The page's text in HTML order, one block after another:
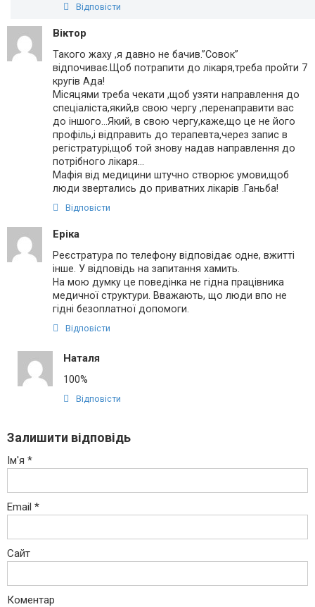
Відповісти
Віктор
Такого жаху ,я давно не бачив.”Совок”
відпочиває.Щоб потрапити до лікаря,треба пройти 7
кругів Ада!
Місяцями треба чекати ,щоб узяти направлення до
спеціаліста,який,в свою чергу ,перенаправити вас
до іншого…Який, в свою чергу,каже,що це не його
профіль,і відправить до терапевта,через запис в
регістратурі,щоб той знову надав направлення до
потрібного лікаря…
Мафія від медицини штучно створює умови,щоб
люди звертались до приватних лікарів .Ганьба!
Відповісти
Еріка
Реєстратура по телефону відповідає одне, вжитті
інше. У відповідь на запитання хамить.
На мою думку це поведінка не гідна працівника
медичної структури. Вважають, що люди впо не
гідні безоплатної допомоги.
Відповісти
Наталя
100%
Відповісти
Залишити відповідь
Ім'я *
Email *
Сайт
Коментар